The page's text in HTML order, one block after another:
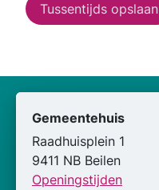
Tussentijds opslaan
Gemeentehuis
Raadhuisplein 1
9411 NB Beilen
Openingstijden